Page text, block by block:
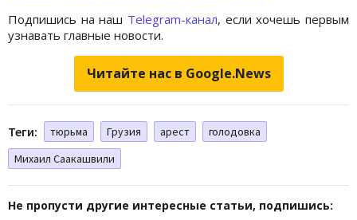
Подпишись на наш Telegram-канал, если хочешь первым
узнавать главные новости.
Читайте нас в Google.News
Теги: тюрьма Грузия арест
голодовка
Михаил Саакашвили
Не пропусти другие интересные статьи, подпишись: